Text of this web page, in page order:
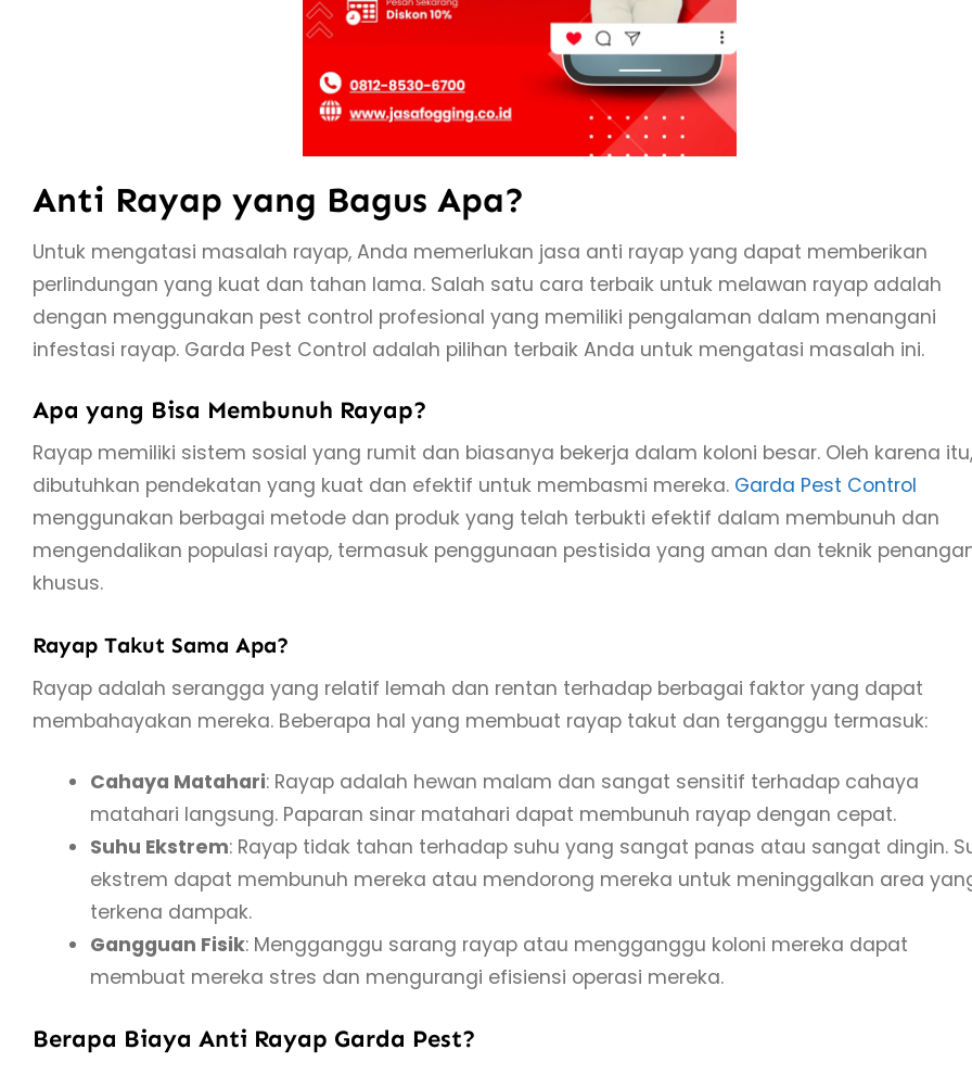
Anti Rayap yang Bagus Apa?
Untuk mengatasi masalah rayap, Anda memerlukan jasa anti rayap yang dapat memberikan
perlindungan yang kuat dan tahan lama. Salah satu cara terbaik untuk melawan rayap adalah
dengan menggunakan pest control profesional yang memiliki pengalaman dalam menangani
infestasi rayap. Garda Pest Control adalah pilihan terbaik Anda untuk mengatasi masalah ini.
Apa yang Bisa Membunuh Rayap?
Rayap memiliki sistem sosial yang rumit dan biasanya bekerja dalam koloni besar. Oleh karena itu,
dibutuhkan pendekatan yang kuat dan efektif untuk membasmi mereka. Garda Pest Control
menggunakan berbagai metode dan produk yang telah terbukti efektif dalam membunuh dan
mengendalikan populasi rayap, termasuk penggunaan pestisida yang aman dan teknik
khusus.
Rayap Takut Sama Apa?
Rayap adalah serangga yang relatif lemah dan rentan terhadap berbagai faktor yang dapat
membahayakan mereka. Beberapa hal yang membuat rayap takut dan terganggu termasuk:
Cahaya Matahari: Rayap adalah hewan malam dan sangat sensitif terhadap cahaya
matahari langsung. Paparan sinar matahari dapat membunuh rayap dengan cepat.
Suhu Ekstrem: Rayap tidak tahan terhadap suhu yang sangat panas atau sangat dingin.
ekstrem dapat membunuh mereka atau mendorong mereka untuk meninggalkan area
terkena dampak.
Gangguan Fisik: Mengganggu sarang rayap atau mengganggu koloni mereka dapat
membuat mereka stres dan mengurangi efisiensi operasi mereka.
Berapa Biaya Anti Rayap Garda Pest?